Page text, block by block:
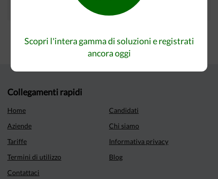
Collegamenti rapidi
Home
Candidati
Aziende
Chi siamo
Tariffe
Informativa privacy
Termini di utilizzo
Blog
Contattaci
Scopri l'intera gamma di soluzioni e registrati
ancora oggi